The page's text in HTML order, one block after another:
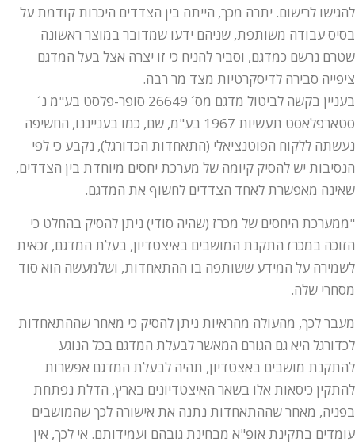
להגישו לרישום. יתרה מכך, הייתה בין הצדדים היכרות קודמת על
בסיס עבודה משותפת, שניהם ידעו שמדובר במוצר ראשונה
שטרם נרשם כמדגם, וסביר להניח כי זו יצרה אצל בעל המדגם
ציפייה סבירה לדיסקרטיות מצד מר רבה.
בעניין בקשה לביטול מדגם מס´ 26649 סופר-פלסט בע"מ נ´
סטארפלאסט תעשיות 1967 בע"מ, שם, כמו בענייננו, החשיפה
נעשתה ללקוח הפוטנציאלי (התאחדות הכדורגל), נקבע כי לפי
הנסיבות יש להסיק קיומה של מערכת יחסים מיוחדת בין הצדדים,
שאינה מאפשרת לאחד הצדדים לחשוף את המדגם.
"ממערכת היחסים של מכרז (שהיה סודי) ניתן להסיק בהחלט כי
הזוכה במכרז התקנת המושבים באיצטדיון, בעלת המדגם, זכאית
לשמירה על המידע ששותפה בו ההתאחדות, ושלמעשה הוא סוד
מסחרי שלה.
מעבר לכך, מהעולה מהראיות ניתן להסיק כי מאחר שההתאחדות
לכדורגל היא גם הגורם המאשר לבעלת המדגם בכל הנוגע
להתקנת מושבים באצטדיון, תהיה לבעלת המדגם אפשרות
להתקין כיסאות אלו בשאר האיצטדיונים בארץ, הדלת נפתחת
בפניה, מאחר שההתאחדות נתנה את אישורה לכך שהמושבים
עומדים בתקינת אופ"א מבחינת גובהם ועמידותם. אי לכך, אין